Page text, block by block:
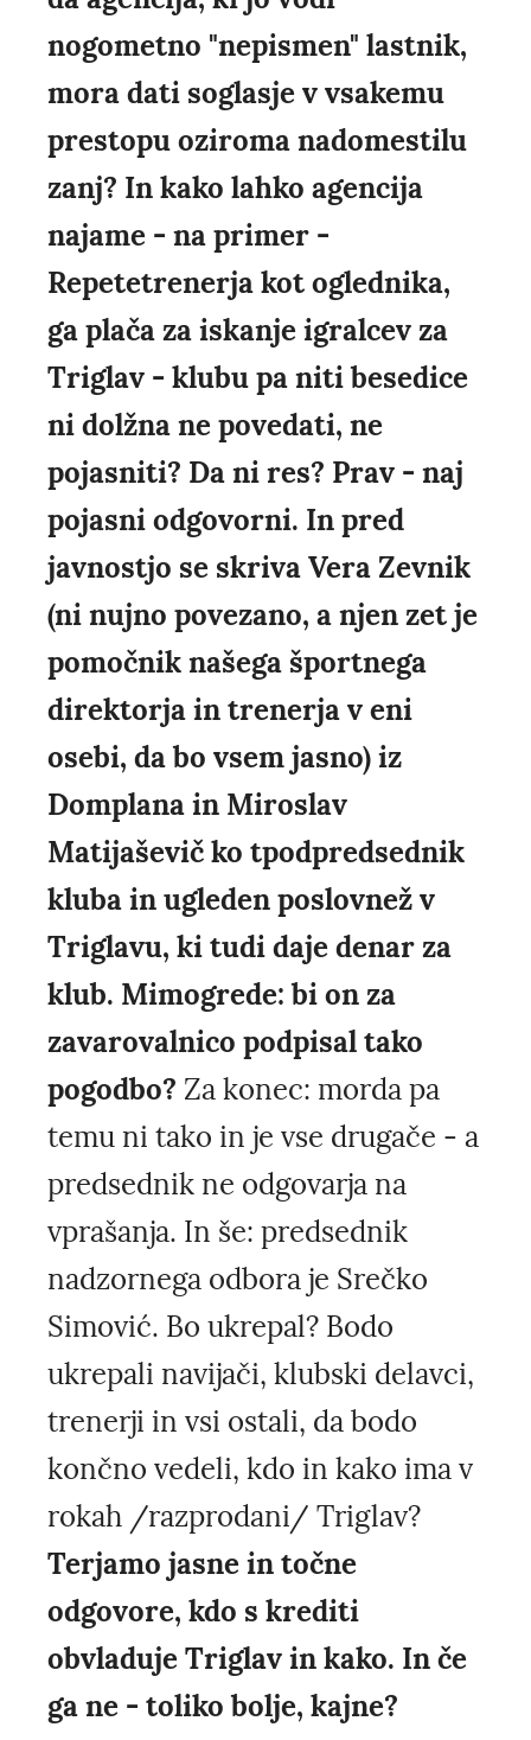
nogometno "nepismen" lastnik,
mora dati soglasje v vsakemu
prestopu oziroma nadomestilu
zanj? In kako lahko agencija
najame - na primer -
Repetetrenerja kot oglednika,
ga plača za iskanje igralcev za
Triglav - klubu pa niti besedice
ni dolžna ne povedati, ne
pojasniti? Da ni res? Prav - naj
pojasni odgovorni. In pred
javnostjo se skriva Vera Zevnik
(ni nujno povezano, a njen zet je
pomočnik našega športnega
direktorja in trenerja v eni
osebi, da bo vsem jasno) iz
Domplana in Miroslav
Matijaševič ko tpodpredsednik
kluba in ugleden poslovnež v
Triglavu, ki tudi daje denar za
klub. Mimogrede: bi on za
zavarovalnico podpisal tako
pogodbo? Za konec: morda pa
temu ni tako in je vse drugače - a
predsednik ne odgovarja na
vprašanja. In še: predsednik
nadzornega odbora je Srečko
Simović. Bo ukrepal? Bodo
ukrepali navijači, klubski delavci,
trenerji in vsi ostali, da bodo
končno vedeli, kdo in kako ima v
rokah /razprodani/ Triglav?
Terjamo jasne in točne
odgovore, kdo s krediti
obvladuje Triglav in kako. In če
ga ne - toliko bolje, kajne?